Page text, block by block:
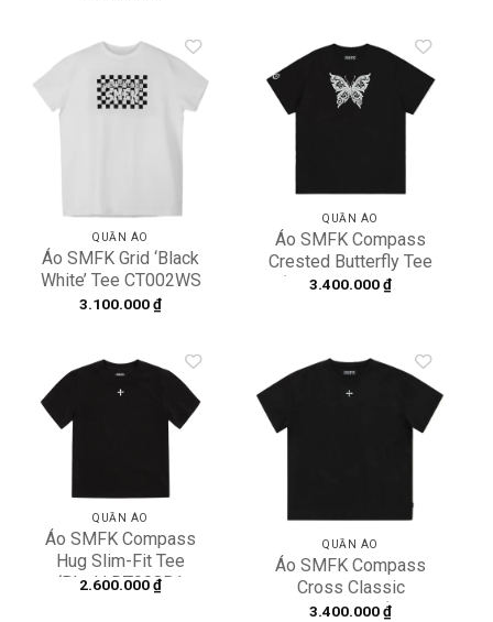
Add to
wishlist
QUẦN ÁO
Áo SMFK Grid ‘Black
White’ Tee CT002WS
3.100.000₫
Add to
wishlist
QUẦN ÁO
Áo SMFK Compass
Crested Butterfly Tee
‘Black’ CT004BBF
3.400.000₫
Add to
wishlist
QUẦN ÁO
Áo SMFK Compass
Hug Slim-Fit Tee
‘Black’ DT008B1
2.600.000₫
Add to
wishlist
QUẦN ÁO
Áo SMFK Compass
Cross Classic
Oversized Tee ‘Black’
3.400.000₫